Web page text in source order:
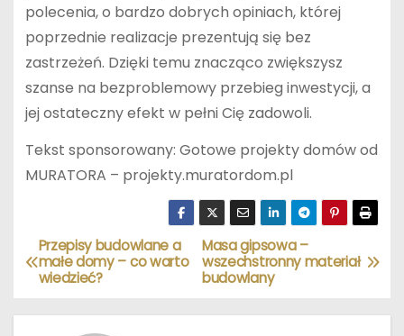
polecenia, o bardzo dobrych opiniach, której
poprzednie realizacje prezentują się bez
zastrzeżeń. Dzięki temu znacząco zwiększysz
szanse na bezproblemowy przebieg inwestycji, a
jej ostateczny efekt w pełni Cię zadowoli.
Tekst sponsorowany: Gotowe projekty domów od
MURATORA – projekty.muratordom.pl
N
Masa gipsowa –
wszechstronny materiał
budowlany
Przepisy budowlane a
małe domy – co warto
wiedzieć?